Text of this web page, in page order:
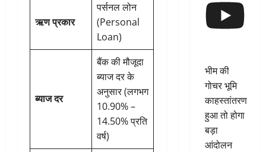
ऋण प्रकार
पर्सनल लोन
(Personal
Loan)
ब्याज दर
बैंक की मौजूदा
ब्याज दर के
अनुसार (लगभग
10.90% –
14.50% प्रति
वर्ष)
भीम की
गोचर भूमि
काहस्तांतरण
हुआ तो होगा
बड़ा
आंदोलन